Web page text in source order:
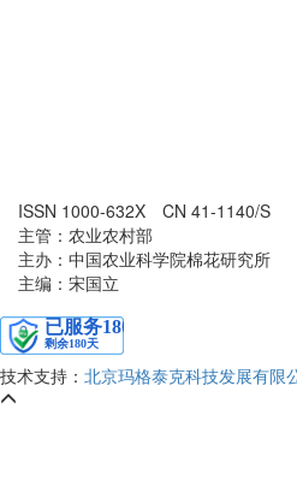
ISSN 1000-632X CN 41-1140/S
主管：农业农村部
主办：中国农业科学院棉花研究所
主编：宋国立
技术支持： 北京玛格泰克科技发展有限